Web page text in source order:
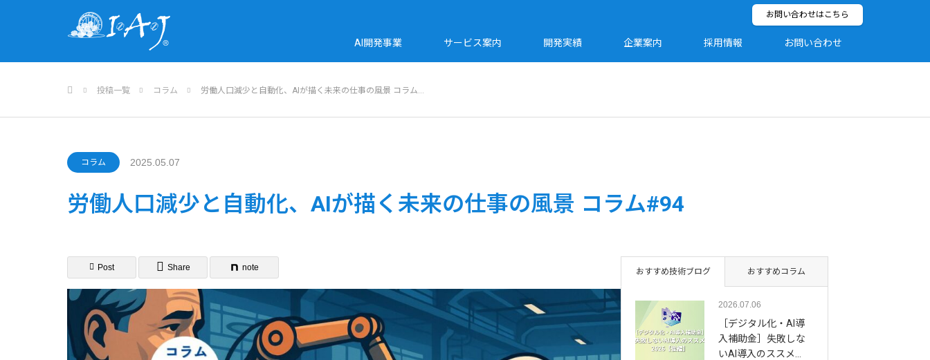
お問い合わせはこちら
AI開発事業 サービス案内 開発実績 企業案内 採用情報 お問い合わせ
投稿一覧 コラム 労働人口減少と自動化、AIが描く未来の仕事の風景 コラム…
コラム 2025.05.07
労働人口減少と自動化、AIが描く未来の仕事の風景 コラム#94
Post Share note おすすめ技術ブログ おすすめコラム
2026.07.06
［デジタル化・AI導
入補助金］失敗しな
いAI導入のススメ…